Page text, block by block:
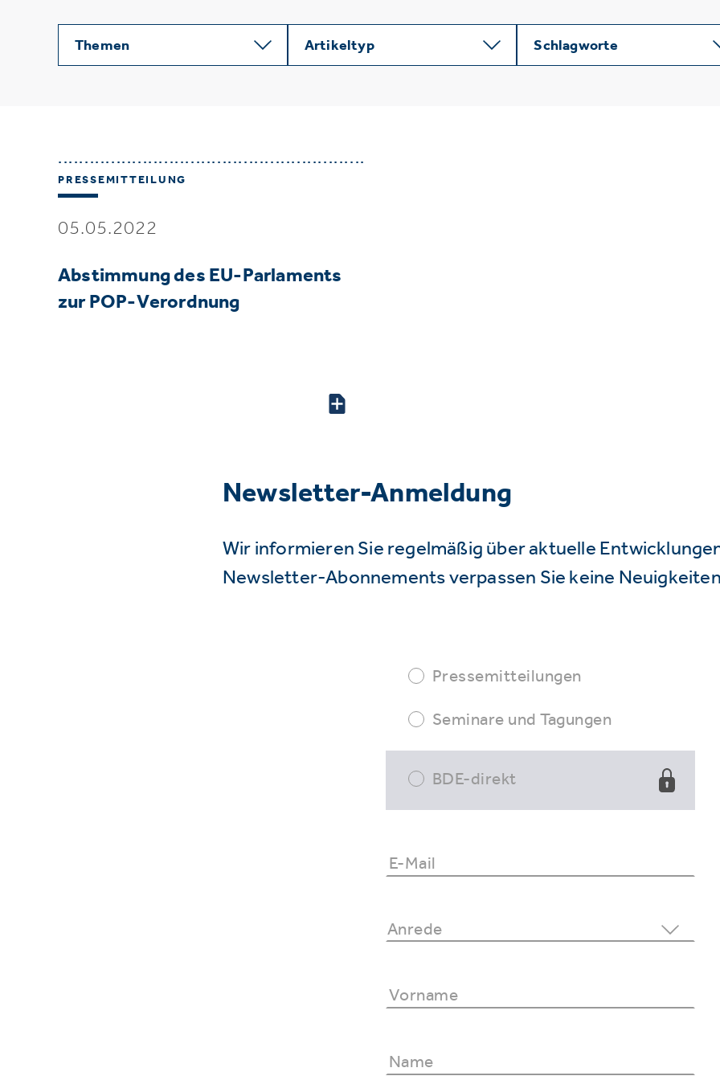
Themen Artikeltyp Schlagworte
PRESSEMITTEILUNG
05.05.2022
Abstimmung des EU-Parlaments
zur POP-Verordnung
Newsletter-Anmeldung
Wir informieren Sie regelmäßig über aktuelle
Newsletter-Abonnements verpassen Sie keine
Pressemitteilungen
Seminare und Tagungen
BDE-direkt